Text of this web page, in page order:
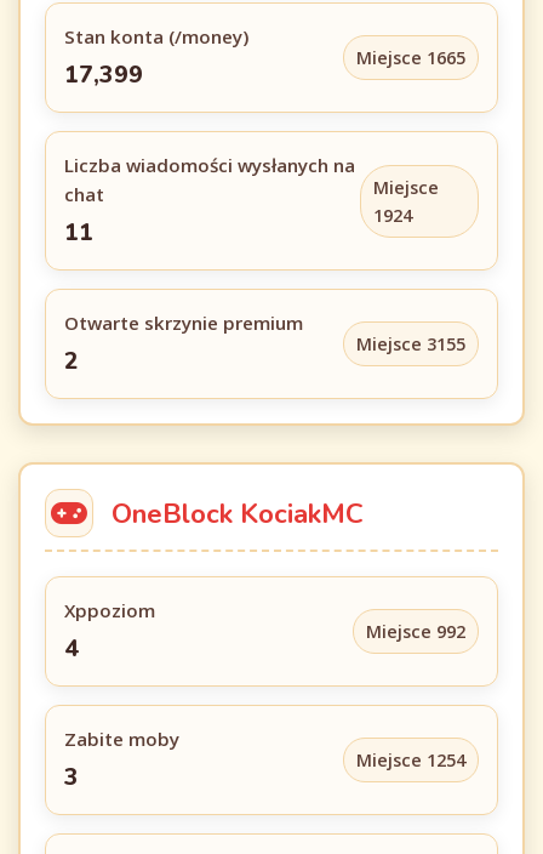
Stan konta (/money)
17,399
Miejsce 1665
Liczba wiadomości wysłanych na
chat
11
Miejsce
1924
Otwarte skrzynie premium
2
Miejsce 3155
OneBlock KociakMC
Xppoziom
4
Miejsce 992
Zabite moby
3
Miejsce 1254